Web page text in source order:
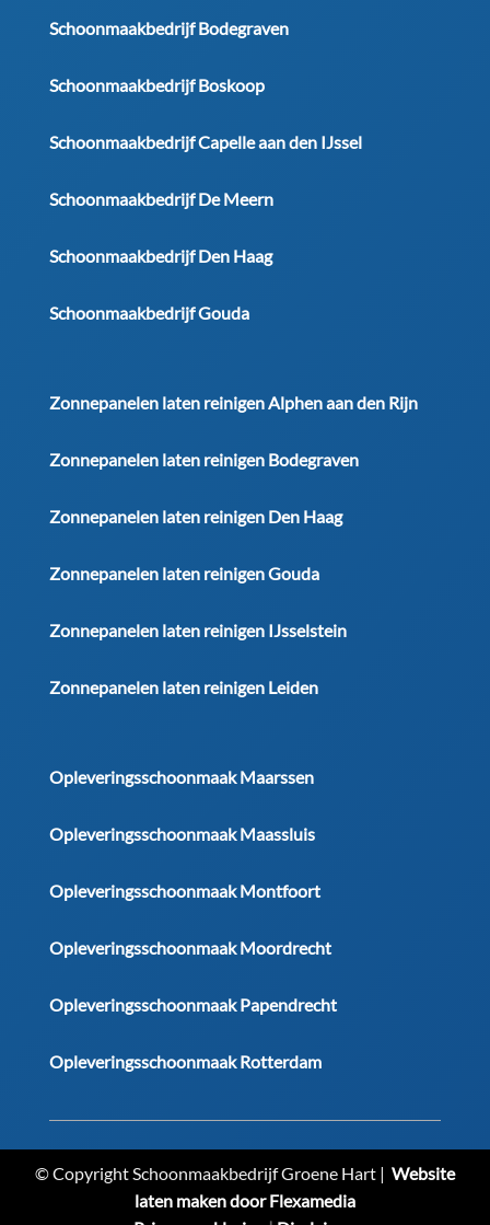
Schoonmaakbedrijf Bodegraven
Schoonmaakbedrijf Boskoop
Schoonmaakbedrijf Capelle aan den IJssel
Schoonmaakbedrijf De Meern
Schoonmaakbedrijf Den Haag
Schoonmaakbedrijf Gouda
Zonnepanelen laten reinigen Alphen aan den Rijn
Zonnepanelen laten reinigen Bodegraven
Zonnepanelen laten reinigen Den Haag
Zonnepanelen laten reinigen Gouda
Zonnepanelen laten reinigen IJsselstein
Zonnepanelen laten reinigen Leiden
Opleveringsschoonmaak Maarssen
Opleveringsschoonmaak Maassluis
Opleveringsschoonmaak Montfoort
Opleveringsschoonmaak Moordrecht
Opleveringsschoonmaak Papendrecht
Opleveringsschoonmaak Rotterdam
© Copyright Schoonmaakbedrijf Groene Hart | Website
laten maken door Flexamedia